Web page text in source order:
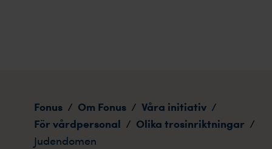
Fonus / Om Fonus / Våra initiativ /
För vårdpersonal / Olika trosinriktningar /
Judendomen